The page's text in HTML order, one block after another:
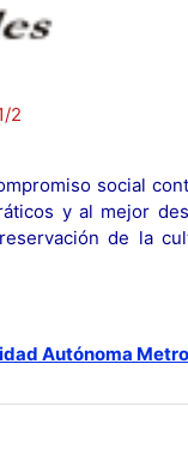
2
social
y al mejor
de la
Autónoma